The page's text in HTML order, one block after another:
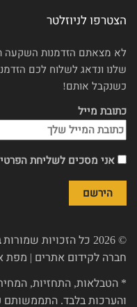
הצטרפו לניוזלטר
לא מצאתם הזדמנות השקעה
שלנו ונדאג לשלוח לכם
כשנקבל אותם!
כתובת מייל
אני מסכים לשליחת
© 2026 כל הזכויות שמורות
חברה לקידום אתרים | מפת
* הטבלאות, התחזיות,
והערכות בלבד. התממשותם